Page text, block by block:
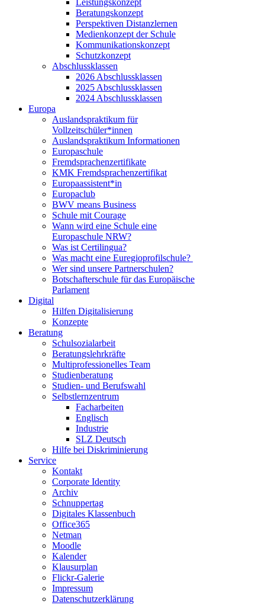
Leistungskonzept
Beratungskonzept
Perspektiven Distanzlernen
Medienkonzept der Schule
Kommunikationskonzept
Schutzkonzept
Abschlussklassen
2026 Abschlussklassen
2025 Abschlussklassen
2024 Abschlussklassen
Europa
Auslandspraktikum für
Vollzeitschüler*innen
Auslandspraktikum Informationen
Europaschule
Fremdsprachenzertifikate
KMK Fremdsprachenzertifikat
Europaassistent*in
Europaclub
BWV means Business
Schule mit Courage
Wann wird eine Schule eine
Europaschule NRW?
Was ist Certilingua?
Was macht eine Euregioprofilschule?
Wer sind unsere Partnerschulen?
Botschafterschule für das Europäische
Parlament
Digital
Hilfen Digitalisierung
Konzepte
Beratung
Schulsozialarbeit
Beratungslehrkräfte
Multiprofessionelles Team
Studienberatung
Studien- und Berufswahl
Selbstlernzentrum
Facharbeiten
Englisch
Industrie
SLZ Deutsch
Hilfe bei Diskriminierung
Service
Kontakt
Corporate Identity
Archiv
Schnuppertag
Digitales Klassenbuch
Office365
Netman
Moodle
Kalender
Klausurplan
Flickr-Galerie
Impressum
Datenschutzerklärung